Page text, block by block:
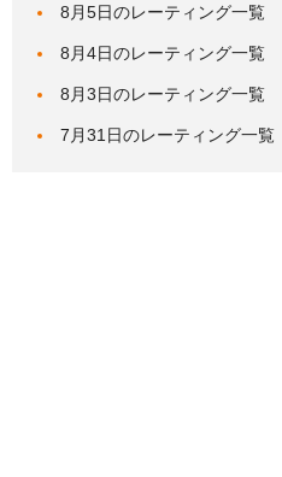
8月5日のレーティング一覧
8月4日のレーティング一覧
8月3日のレーティング一覧
7月31日のレーティング一覧